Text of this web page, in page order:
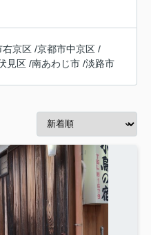
右京区 /京都市中京区 /
見区 /南あわじ市 /淡路市